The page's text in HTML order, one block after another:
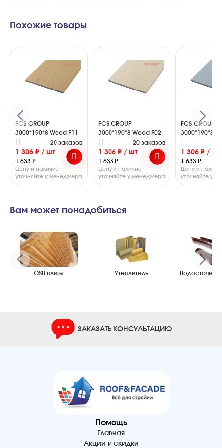
Похожие товары
FCS-GROUP
3000*190*8 Wood F11
20 заказов
1 306 ₽ / шт
1 633 ₽
Цену и наличие
уточняйте у менеджера
FCS-GROUP
3000*190*8 Wood F02
20 заказов
1 306 ₽ / шт
1 633 ₽
Цену и наличие
уточняйте у менеджера
FCS-GROUP
3000*190*8
1 306 ₽ / шт
1 633 ₽
Цену и
уточняйте у
Вам может понадобиться
OSB плиты Утеплитель
ЗАКАЗАТЬ КОНСУЛЬТАЦИЮ
Помощь
Главная
Акции и скидки